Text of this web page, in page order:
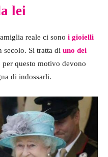
lei
reale ci sono i gioielli
secolo. Si tratta di uno dei
per questo motivo devono
di indossarli.